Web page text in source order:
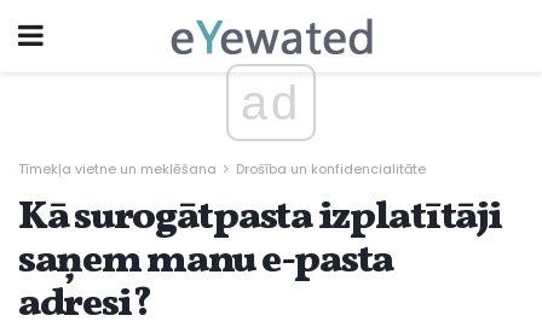
ad
Tīmekļa vietne un meklēšana Drošība un konfidencialitāte
Kā surogātpasta izplatītāji
saņem manu e-pasta
adresi?